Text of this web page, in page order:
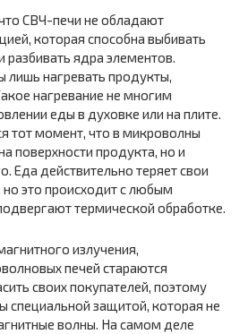
СВЧ-печи не обладают
которая способна выбивать
разбивать ядра элементов.
нагревать продукты,
нагревание не многим
еды в духовке или на плите.
тот момент, что в микроволны
поверхности продукта, но и
Еда действительно теряет свои
это происходит с любым
термической обработке.
излучения,
печей стараются
своих покупателей, поэтому
специальной защитой, которая не
волны. На самом деле